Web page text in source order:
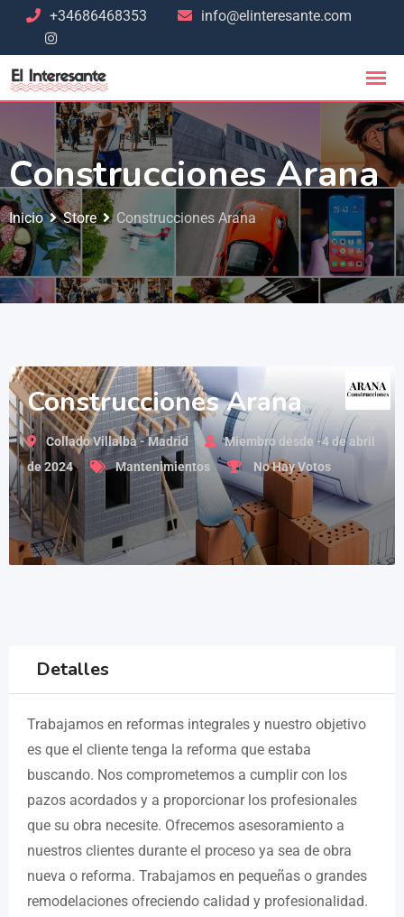
+34686468353 info@elinteresante.com
Construcciones Arana
Inicio Store Construcciones Arana
Construcciones Arana
Collado Villalba - Madrid
Miembro desde -4 de abril
de 2024
Mantenimientos No Hay Votos
Detalles
Trabajamos en reformas integrales y nuestro objetivo
es que el cliente tenga la reforma que estaba
buscando. Nos comprometemos a cumplir con los
pazos acordados y a proporcionar los profesionales
que su obra necesite. Ofrecemos asesoramiento a
nuestros clientes durante el proceso ya sea de obra
nueva o reforma. Trabajamos en pequeñas o grandes
remodelaciones ofreciendo calidad y profesionalidad.